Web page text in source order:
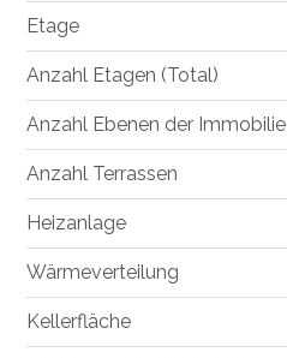
Etage
Anzahl Etagen (Total)
Anzahl Ebenen der Immobilie
Anzahl Terrassen
Heizanlage
Wärmeverteilung
Kellerfläche